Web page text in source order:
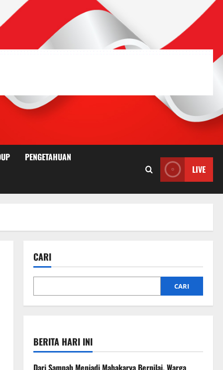
PENGETAHUAN
LIVE
CARI
CARI
BERITA HARI INI
Dari Sampah Menjadi Mahakarya Bernilai, Warga